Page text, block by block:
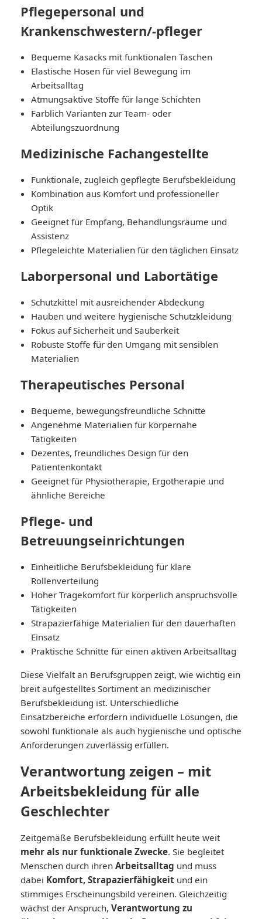
Pflegepersonal und
Krankenschwestern/-pfleger
Bequeme Kasacks mit funktionalen Taschen
Elastische Hosen für viel Bewegung im
Arbeitsalltag
Atmungsaktive Stoffe für lange Schichten
Farblich Varianten zur Team- oder
Abteilungszuordnung
Medizinische Fachangestellte
Funktionale, zugleich gepflegte Berufsbekleidung
Kombination aus Komfort und professioneller
Optik
Geeignet für Empfang, Behandlungsräume und
Assistenz
Pflegeleichte Materialien für den täglichen Einsatz
Laborpersonal und Labortätige
Schutzkittel mit ausreichender Abdeckung
Hauben und weitere hygienische Schutzkleidung
Fokus auf Sicherheit und Sauberkeit
Robuste Stoffe für den Umgang mit sensiblen
Materialien
Therapeutisches Personal
Bequeme, bewegungsfreundliche Schnitte
Angenehme Materialien für körpernahe
Tätigkeiten
Dezentes, freundliches Design für den
Patientenkontakt
Geeignet für Physiotherapie, Ergotherapie und
ähnliche Bereiche
Pflege- und
Betreuungseinrichtungen
Einheitliche Berufsbekleidung für klare
Rollenverteilung
Hoher Tragekomfort für körperlich anspruchsvolle
Tätigkeiten
Strapazierfähige Materialien für den dauerhaften
Einsatz
Praktische Schnitte für einen aktiven Arbeitsalltag
Diese Vielfalt an Berufsgruppen zeigt, wie wichtig ein
breit aufgestelltes Sortiment an medizinischer
Berufsbekleidung ist. Unterschiedliche
Einsatzbereiche erfordern individuelle Lösungen, die
sowohl funktionale als auch hygienische und optische
Anforderungen zuverlässig erfüllen.
Verantwortung zeigen – mit
Arbeitsbekleidung für alle
Geschlechter
Zeitgemäße Berufsbekleidung erfüllt heute weit
mehr als nur funktionale Zwecke. Sie begleitet
Menschen durch ihren Arbeitsalltag und muss
dabei Komfort, Strapazierfähigkeit und ein
stimmiges Erscheinungsbild vereinen. Gleichzeitig
wächst der Anspruch, Verantwortung zu